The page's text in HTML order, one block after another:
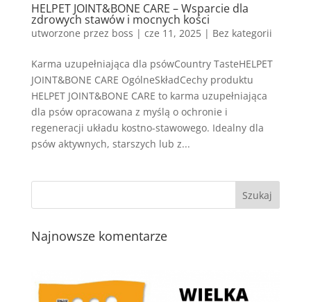
HELPET JOINT&BONE CARE – Wsparcie dla
zdrowych stawów i mocnych kości
utworzone przez boss | cze 11, 2025| Bez kategorii
Karma uzupełniająca dla psówCountry TasteHELPET
JOINT&BONE CARE OgólneSkładCechy produktu
HELPET JOINT&BONE CARE to karma uzupełniająca
dla psów opracowana z myślą o ochronie i
regeneracji układu kostno-stawowego. Idealny dla
psów aktywnych, starszych lub z...
Najnowsze komentarze